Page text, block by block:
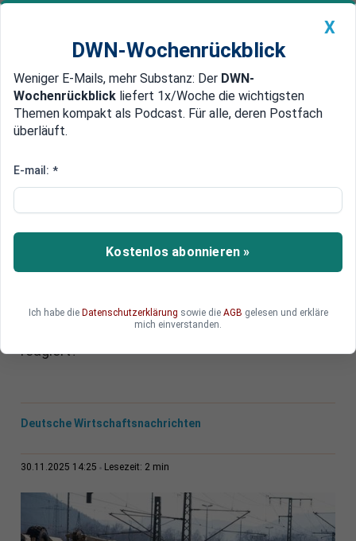
Newsticker MEIN DWN: Geldanlage Premium
Edelmetalle DWN-Magazin China
Militärischer Schengen-Raum:
beschleunigen will
Die sicherheitspolitischen Spannungen in Europa
erhöhen den Druck auf die EU, ihre militärische
ein Paket aus neuen Verfahren und Technologien
sicherstellen, dass Europa im Ernstfall schneller
reagiert?
Deutsche Wirtschaftsnachrichten
30.11.2025 14:25 Lesezeit: 2 min
X
DWN-Wochenrückblick
Weniger E-Mails, mehr Substanz: Der DWN-
Wochenrückblick liefert 1x/Woche die wichtigsten
Themen kompakt als Podcast. Für alle, deren Postfach
überläuft.
E-mail: *
Kostenlos abonnieren »
Ich habe die Datenschutzerklärung sowie die AGB gelesen und erkläre
mich einverstanden.